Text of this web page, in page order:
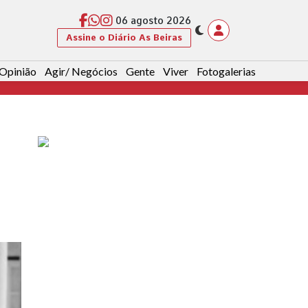
06 agosto 2026
Assine o Diário As Beiras
Agir/ Negócios Gente Viver Fotogalerias